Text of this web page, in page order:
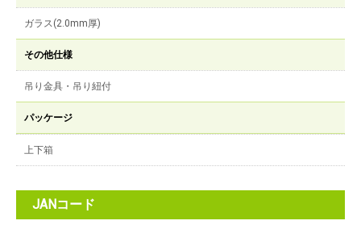
ガラス(2.0mm厚)
その他仕様
吊り金具・吊り紐付
パッケージ
上下箱
JANコード